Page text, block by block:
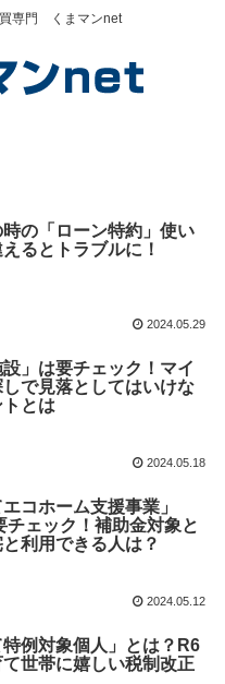
専門 くまマンnet
時の「ローン特約」使い
るとトラブルに！
2024.05.29
設」は要チェック！マイ
で見落としてはいけな
とは
2024.05.18
エコホーム支援事業」
チェック！補助金対象と
利用できる人は？
2024.05.12
特例対象個人」とは？R6
世帯に嬉しい税制改正